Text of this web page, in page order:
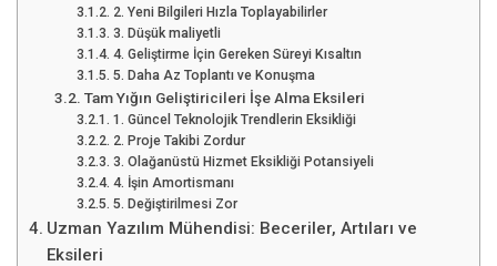
2. Yeni Bilgileri Hızla Toplayabilirler
3. Düşük maliyetli
4. Geliştirme İçin Gereken Süreyi Kısaltın
5. Daha Az Toplantı ve Konuşma
Tam Yığın Geliştiricileri İşe Alma Eksileri
1. Güncel Teknolojik Trendlerin Eksikliği
2. Proje Takibi Zordur
3. Olağanüstü Hizmet Eksikliği Potansiyeli
4. İşin Amortismanı
5. Değiştirilmesi Zor
Uzman Yazılım Mühendisi: Beceriler, Artıları ve
Eksileri